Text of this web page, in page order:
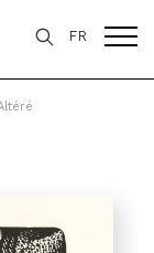
FR